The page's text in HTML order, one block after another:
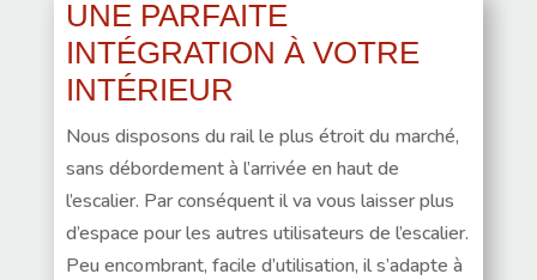
UNE PARFAITE
INTÉGRATION À VOTRE
INTÉRIEUR
Nous disposons du rail le plus étroit du marché,
sans débordement à l’arrivée en haut de
l’escalier. Par conséquent il va vous laisser plus
d’espace pour les autres utilisateurs de l’escalier.
Peu encombrant, facile d’utilisation, il s’adapte à